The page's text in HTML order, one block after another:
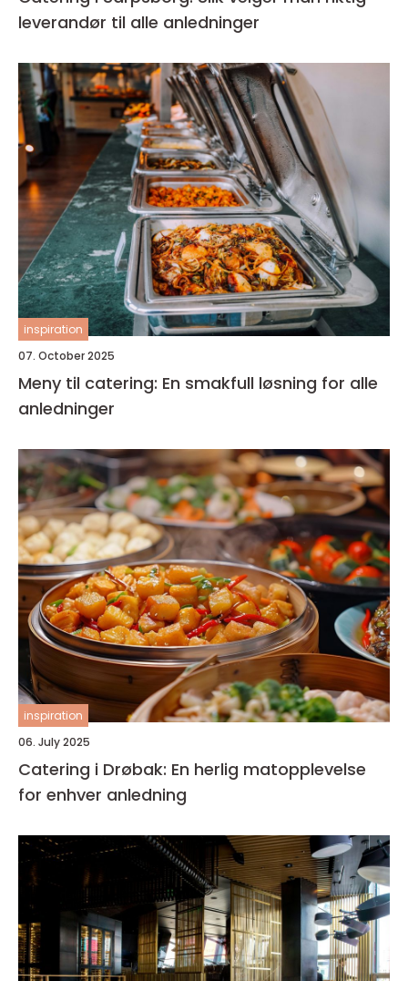
leverandør til alle anledninger
inspiration
07. October 2025
Meny til catering: En smakfull løsning for alle
anledninger
inspiration
06. July 2025
Catering i Drøbak: En herlig matopplevelse
for enhver anledning